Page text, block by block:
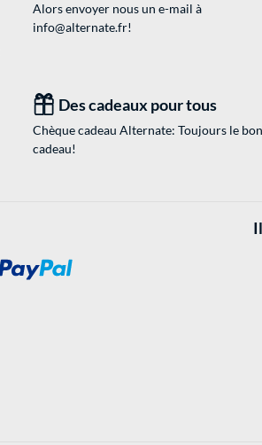
Alors envoyer nous un e-mail à
info@alternate.fr!
Des cadeaux pour tous
Chèque cadeau Alternate: Toujours le bon
cadeau!